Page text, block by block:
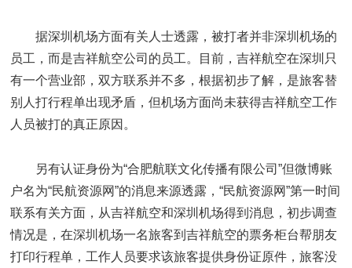
据深圳机场方面有关人士透露，被打者并非深圳机场的
员工，而是吉祥航空公司的员工。目前，吉祥航空在深圳只
有一个营业部，双方联系并不多，根据初步了解，是旅客替
别人打行程单出现矛盾，但机场方面尚未获得吉祥航空工作
人员被打的真正原因。
另有认证身份为“合肥航联文化传播有限公司”但微博账
户名为“民航资源网”的消息来源透露，“民航资源网”第一时间
联系有关方面，从吉祥航空和深圳机场得到消息，初步调查
情况是，在深圳机场一名旅客到吉祥航空的票务柜台帮朋友
打印行程单，工作人员要求该旅客提供身份证原件，旅客没